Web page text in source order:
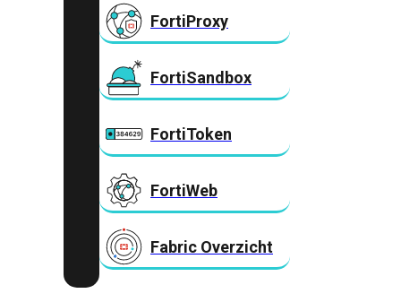
FortiProxy
FortiSandbox
FortiToken
FortiWeb
Fabric Overzicht